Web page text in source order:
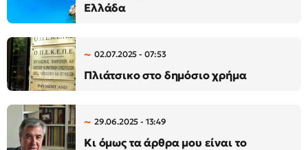
Ελλάδα
02.07.2025 - 07:53
Πλιάτσικο στο δημόσιο χρήμα
29.06.2025 - 13:49
Κι όμως τα άρθρα μου είναι το